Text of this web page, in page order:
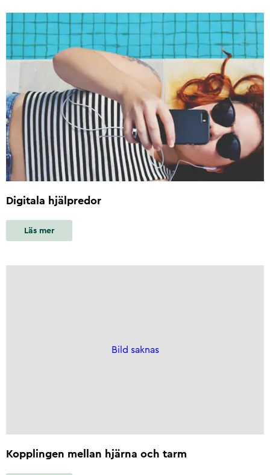
Digitala hjälpredor
Läs mer
Bild saknas
Kopplingen mellan hjärna och tarm